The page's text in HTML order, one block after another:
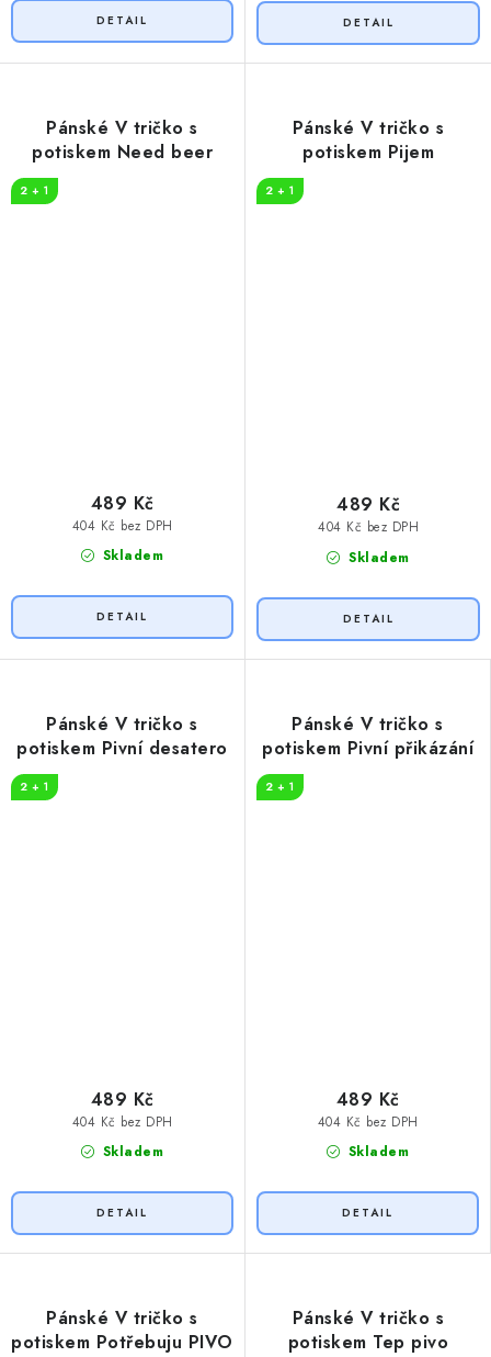
Pánské V tričko s
potiskem Need beer
2 + 1
Skladem
404 Kč bez DPH
489 Kč
Pánské V tričko s
potiskem Pijem
2 + 1
Skladem
404 Kč bez DPH
489 Kč
Pánské V tričko s
potiskem Pivní desatero
2 + 1
Skladem
404 Kč bez DPH
489 Kč
Pánské V tričko s
potiskem Pivní přikázání
2 + 1
Skladem
404 Kč bez DPH
489 Kč
Pánské V tričko s
potiskem Potřebuju PIVO
Pánské V tričko s
potiskem Tep pivo